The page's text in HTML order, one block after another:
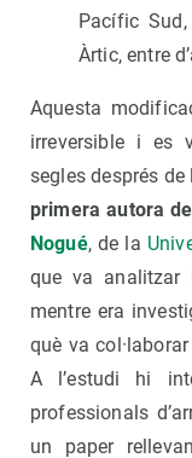
Pacífic Sud,
Àrtic, entre
Aquesta
irreversible i es
segles després
primera autora
Nogué, de la
que va
mentre era
què va
A l’estudi hi
professionals
un paper